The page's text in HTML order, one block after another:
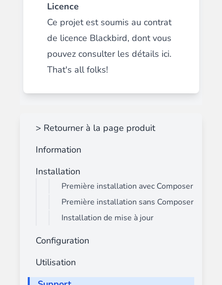
Licence
Ce projet est soumis au contrat
de licence Blackbird, dont vous
pouvez consulter les détails ici.
That's all folks!
> Retourner à la page produit
Information
Installation
Première installation avec Composer
Première installation sans Composer
Installation de mise à jour
Configuration
Utilisation